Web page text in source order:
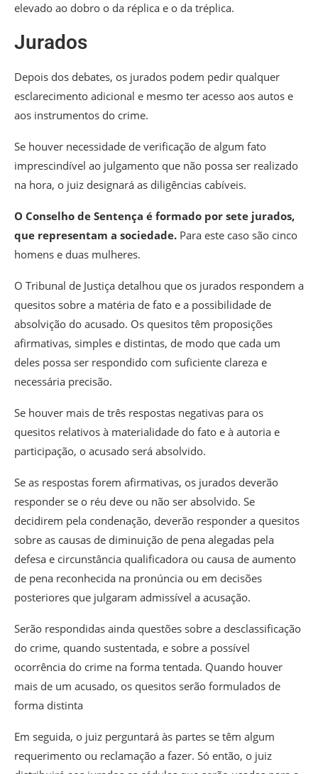
elevado ao dobro o da réplica e o da tréplica.
Jurados
Depois dos debates, os jurados podem pedir qualquer
esclarecimento adicional e mesmo ter acesso aos autos e
aos instrumentos do crime.
Se houver necessidade de verificação de algum fato
imprescindível ao julgamento que não possa ser realizado
na hora, o juiz designará as diligências cabíveis.
O Conselho de Sentença é formado por sete jurados,
que representam a sociedade. Para este caso são cinco
homens e duas mulheres.
O Tribunal de Justiça detalhou que os jurados respondem a
quesitos sobre a matéria de fato e a possibilidade de
absolvição do acusado. Os quesitos têm proposições
afirmativas, simples e distintas, de modo que cada um
deles possa ser respondido com suficiente clareza e
necessária precisão.
Se houver mais de três respostas negativas para os
quesitos relativos à materialidade do fato e à autoria e
participação, o acusado será absolvido.
Se as respostas forem afirmativas, os jurados deverão
responder se o réu deve ou não ser absolvido. Se
decidirem pela condenação, deverão responder a quesitos
sobre as causas de diminuição de pena alegadas pela
defesa e circunstância qualificadora ou causa de aumento
de pena reconhecida na pronúncia ou em decisões
posteriores que julgaram admissível a acusação.
Serão respondidas ainda questões sobre a desclassificação
do crime, quando sustentada, e sobre a possível
ocorrência do crime na forma tentada. Quando houver
mais de um acusado, os quesitos serão formulados de
forma distinta
Em seguida, o juiz perguntará às partes se têm algum
requerimento ou reclamação a fazer. Só então, o juiz